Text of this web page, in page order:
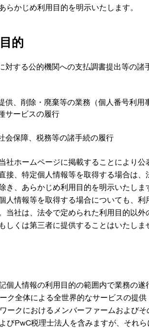
かじめ利用目的を明示いたします。
的
対する公的機関への支払調書提出等の諸
、削除・廃棄等の業務（個人番号利用
サービスの履行
会保障、税務等の諸手続の履行
社ホームページに掲載することにより公
接、特定個人情報等を取得する場合は、
、あらかじめ利用目的を明示いたしま
人情報等を取得する場合についても、利
当社は、法令で定められた利用目的以外
くは第三者に提供することはいたしま
個人情報の利用目的の範囲内で業務の遂
ク全体による全世界的なサービスの提供
ークにおけるメンバーファームおよびそ
びPwC税理士法人を含みますが、それら